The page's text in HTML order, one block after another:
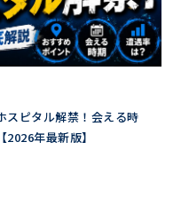
スピタル解禁！会える時
年最新版】